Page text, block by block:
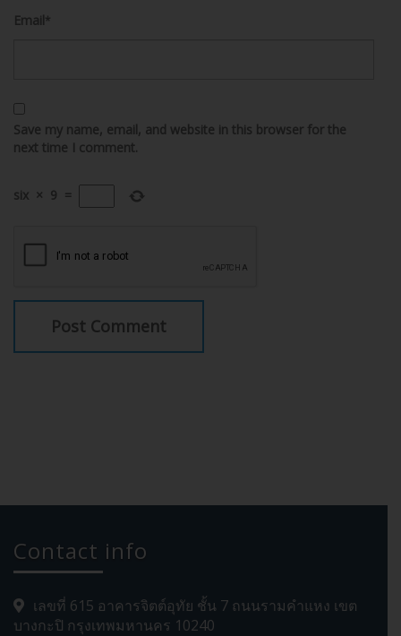
Email*
Save my name, email, and website in this browser for the
next time I comment.
six × 9 =
Contact info
เลขที่ 615 อาคารจิตต์อุทัย ชั้น 7 ถนนรามคำแหง เขต
บางกะปิ กรุงเทพมหานคร 10240